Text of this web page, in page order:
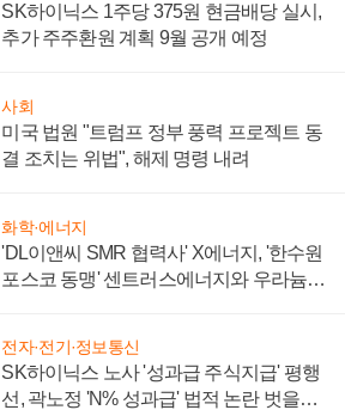
SK하이닉스 1주당 375원 현금배당 실시,
추가 주주환원 계획 9월 공개 예정
사회
미국 법원 "트럼프 정부 풍력 프로젝트 동
결 조치는 위법", 해제 명령 내려
화학·에너지
'DL이앤씨 SMR 협력사' X에너지, '한수원
포스코 동맹' 센트러스에너지와 우라늄
전자·전기·정보통신
SK하이닉스 노사 '성과급 주식지급' 평행
선, 곽노정 'N% 성과급' 법적 논란 벗을지